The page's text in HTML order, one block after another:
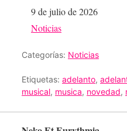
Fecha
9 de julio de 2026
Respecto a
Noticias
Categorías: Noticias
Etiquetas: adelanto,
musical, musica, novedad,